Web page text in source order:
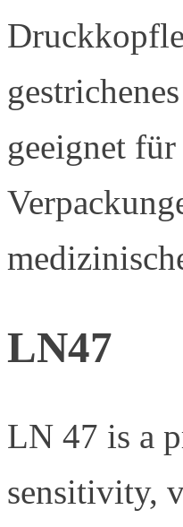
geeignet
LN47
LN 47 is a
sensitivity,